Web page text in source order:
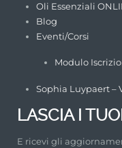
Oli Essenziali
Blog
Eventi/Corsi
Modulo
Sophia Luypaert –
LASCIA I
E ricevi gli